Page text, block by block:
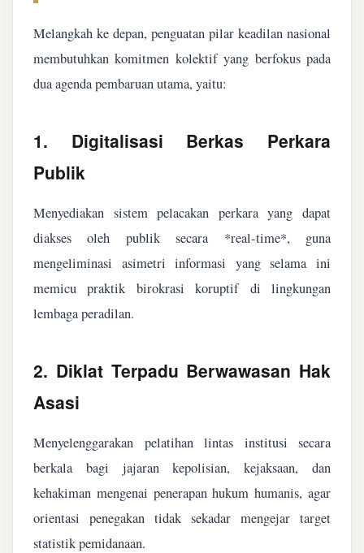
Melangkah ke depan, penguatan pilar keadilan nasional
membutuhkan komitmen kolektif yang berfokus pada
dua agenda pembaruan utama, yaitu:
1. Digitalisasi Berkas Perkara
Publik
Menyediakan sistem pelacakan perkara yang dapat
diakses oleh publik secara *real-time*, guna
mengeliminasi asimetri informasi yang selama ini
memicu praktik birokrasi koruptif di lingkungan
lembaga peradilan.
2. Diklat Terpadu Berwawasan Hak
Asasi
Menyelenggarakan pelatihan lintas institusi secara
berkala bagi jajaran kepolisian, kejaksaan, dan
kehakiman mengenai penerapan hukum humanis, agar
orientasi penegakan tidak sekadar mengejar target
statistik pemidanaan.